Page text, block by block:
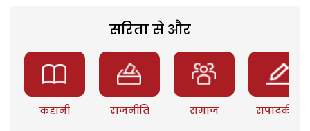
सरिता से और
कहानी राजनीति समाज संपादकीय